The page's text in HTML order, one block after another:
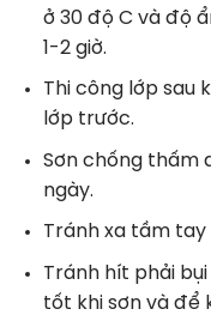
ở 30 độ C và độ
1-2 giờ.
Thi công lớp sau
lớp trước.
Sơn chống thấm
ngày.
Tránh xa tầm tay
Tránh hít phải
tốt khi sơn và để